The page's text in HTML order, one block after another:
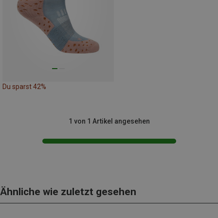
Du sparst 42%
1 von 1 Artikel angesehen
Ähnliche wie zuletzt gesehen